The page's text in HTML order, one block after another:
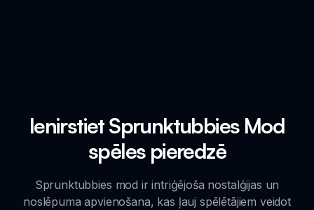
Ienirstiet Sprunktubbies Mod
spēles pieredzē
Sprunktubbies mod ir intriģējoša nostalģijas un
noslēpuma apvienošana, kas ļauj spēlētājiem veidot